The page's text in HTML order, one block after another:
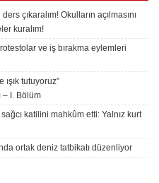
çıkaralım! Okulların açılmasını
kuralım!
ve iş bırakma eylemleri
tutuyoruz”
– I. Bölüm
katilini mahkûm etti: Yalnız kurt
ortak deniz tatbikatı düzenliyor